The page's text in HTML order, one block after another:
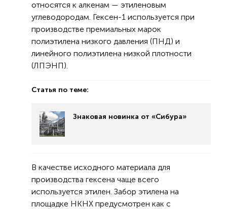
относятся к алкенам — этиленовым
углеводородам. Гексен-1 используется при
производстве премиальных марок
полиэтилена низкого давления (ПНД) и
линейного полиэтилена низкой плотности
(ЛПЭНП).
Статья по теме:
Знаковая новинка от «Сибура»
В качестве исходного материала для
производства гексена чаще всего
используется этилен. Забор этилена на
площадке НКНХ предусмотрен как с